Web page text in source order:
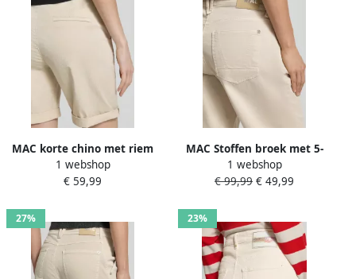
MAC korte chino met riem
1 webshop
€ 59,99
MAC Stoffen broek met 5-
pocketmodel Model 'DANNI'
1 webshop
€ 99,99 € 49,99
27% 23%